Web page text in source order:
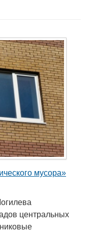
мусора»
центральных